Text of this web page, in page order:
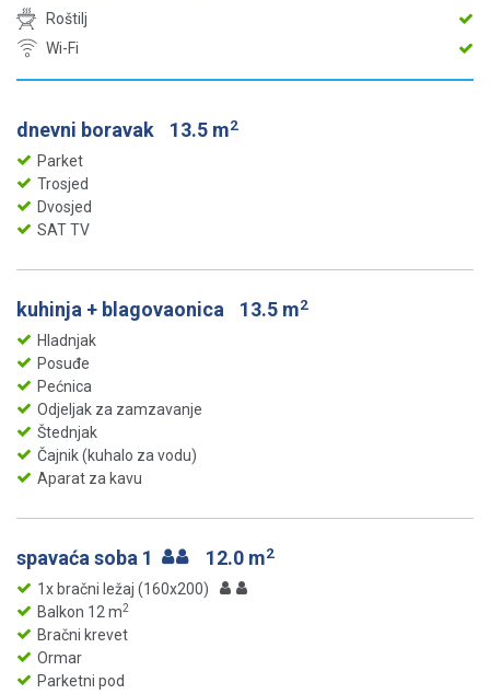
Roštilj
Wi-Fi
dnevni boravak 13.5 m2
Parket
Trosjed
Dvosjed
SAT TV
kuhinja + blagovaonica 13.5 m2
Hladnjak
Posuđe
Pećnica
Odjeljak za zamzavanje
Štednjak
Čajnik (kuhalo za vodu)
Aparat za kavu
spavaća soba 1 12.0 m2
1x bračni ležaj (160x200)
Balkon 12 m2
Bračni krevet
Ormar
Parketni pod